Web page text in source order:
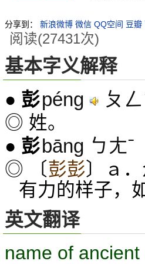
分享到： 新浪微博 微信 QQ空间 豆瓣
阅读(27431次)
基本字义解释
● 彭péng ㄆㄥ
◎ 姓。
● 彭bāng ㄅㄤˉ
◎ 〔彭彭〕ａ
有力的样子，
英文翻译
name of